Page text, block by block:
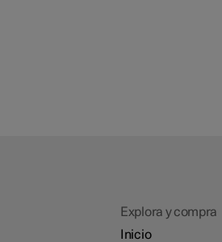
Explora y compra
Inicio